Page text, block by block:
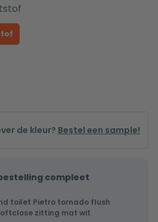
de kleur? Bestel een sample!
compleet
toilet Pietro tornado flush
zitting mat wit